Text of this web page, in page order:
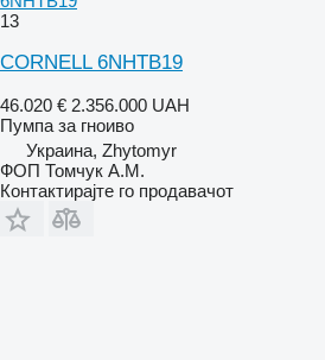
13
CORNELL 6NHTB19
46.020 € 2.356.000 UAH
Пумпа за гноиво
Украина, Zhytomyr
ФОП Томчук А.М.
Контактирајте го продавачот